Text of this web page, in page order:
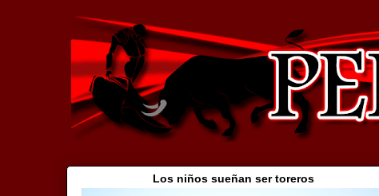
Los niños sueñan ser toreros